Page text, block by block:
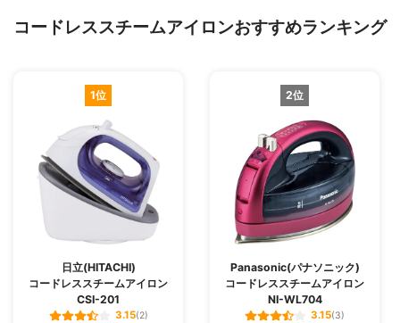
コードレススチームアイロンおすすめランキング
1位
日立(HITACHI)
コードレススチームアイロン
CSI-201
3.15(2)
2位
Panasonic(パナソニック)
コードレススチームアイロン
NI-WL704
3.15(3)